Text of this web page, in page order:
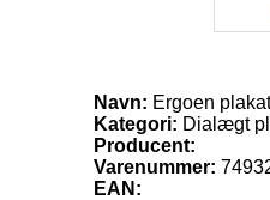
Navn: Ergoen plakat
Kategori: Dialægt
Producent:
Varenummer:
EAN: